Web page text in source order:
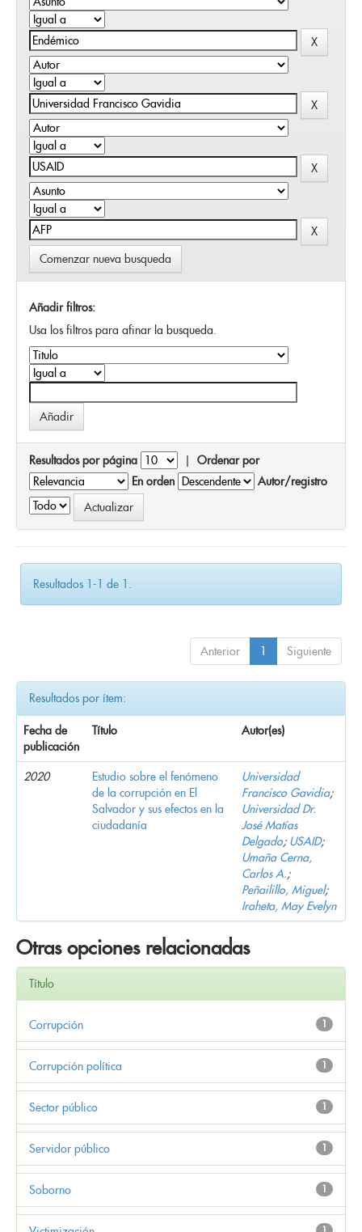
Comenzar nueva busqueda
Añadir filtros:
Usa los filtros para afinar la busqueda.
Resultados por página | Ordenar por
En orden
Autor/registro
Resultados 1-1 de 1.
Anterior 1 Siguiente
Resultados por ítem:
Fecha de
publicación
Título Autor(es)
2020
Estudio sobre el fenómeno
de la corrupción en El
Salvador y sus efectos en la
ciudadanía
Universidad
Francisco Gavidia;
Universidad Dr.
José Matías
Delgado; USAID;
Umaña Cerna,
Carlos A.;
Peñailillo, Miguel;
Iraheta, May Evelyn
Otras opciones relacionadas
Título
1
Corrupción
1
Corrupción política
1
Sector público
1
Servidor público
1
Soborno